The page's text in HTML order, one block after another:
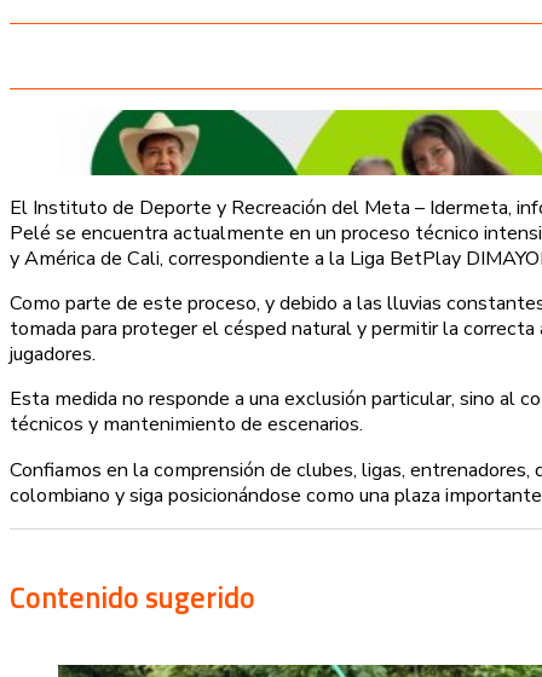
El Instituto de Deporte y Recreación del Meta – Idermeta,
Pelé se encuentra actualmente en un proceso técnico
y América de Cali, correspondiente a la Liga BetPlay
Como parte de este proceso, y debido a las lluvias
tomada para proteger el césped natural y permitir la
jugadores.
Esta medida no responde a una exclusión particular, sino
técnicos y mantenimiento de escenarios.
Confiamos en la comprensión de clubes, ligas,
colombiano y siga posicionándose como una plaza
Contenido sugerido